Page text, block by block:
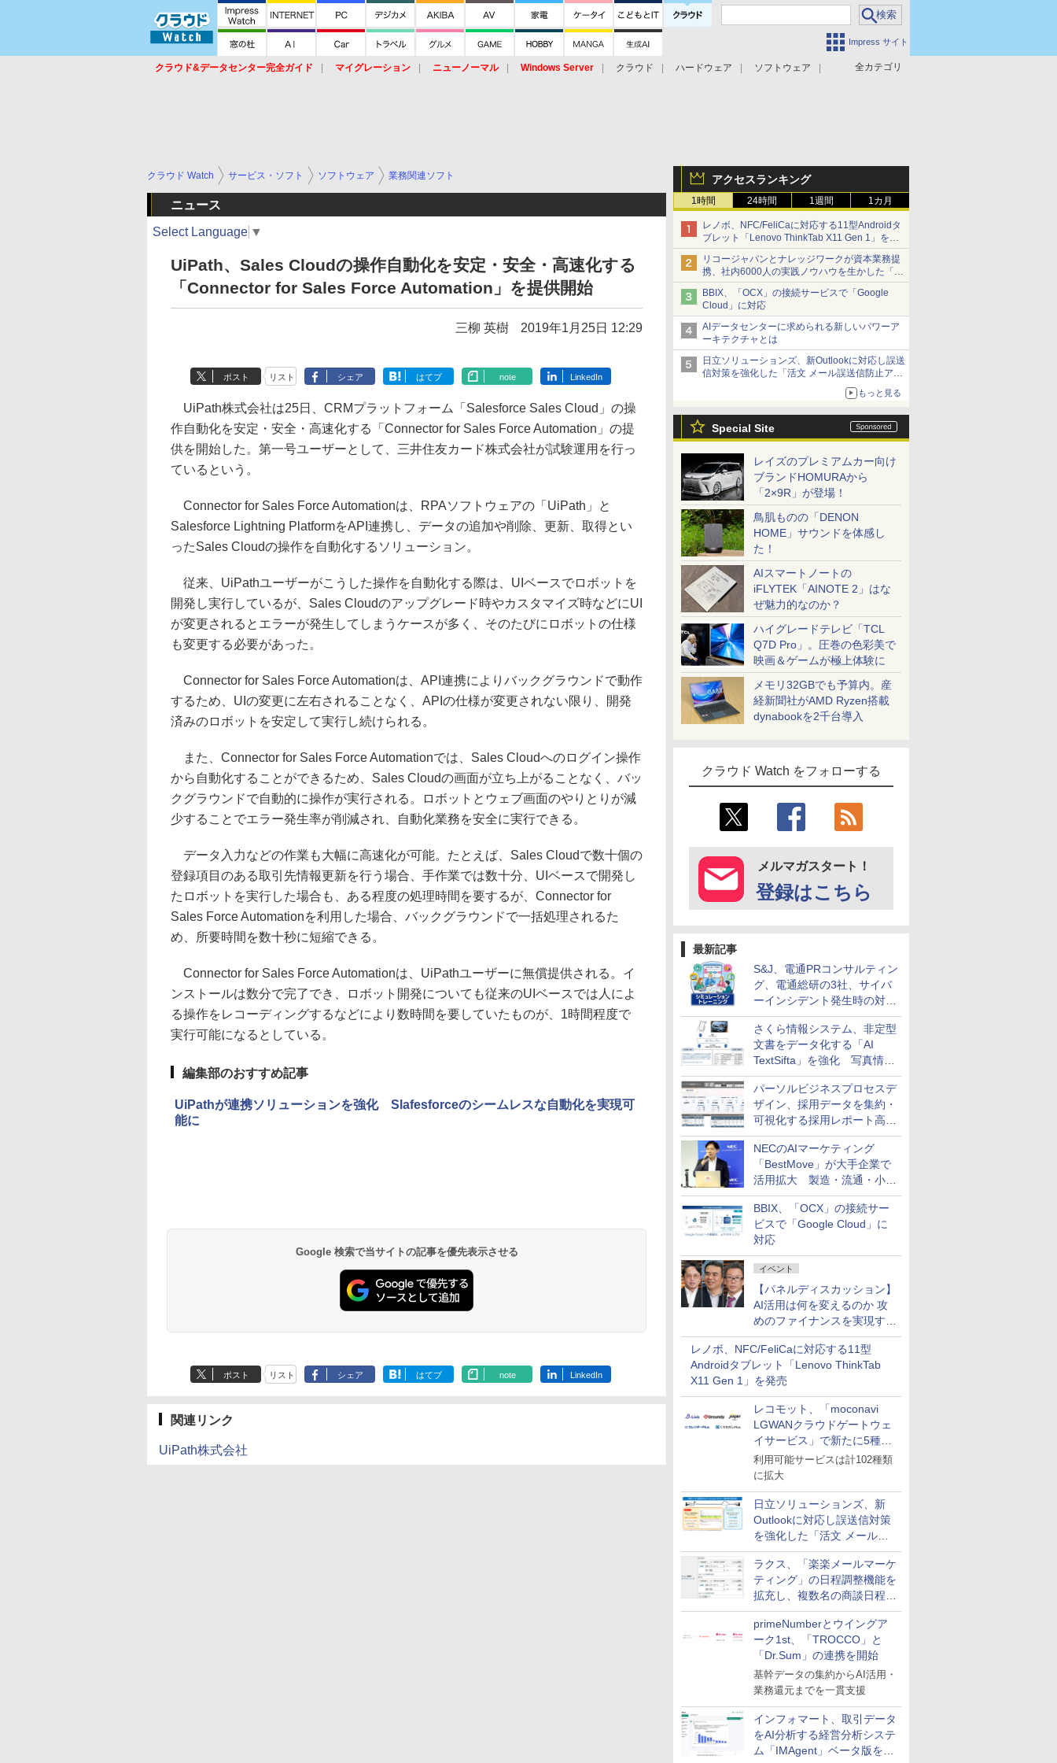
Impress サイト
全カテゴリ
クラウド&データセンター完全ガイド マイグレーション ニューノーマル Windows Server クラウド ハードウェア
ソフトウェア
アクセスランキング
1時間 24時間 1週間 1カ月
レノボ、NFC/FeliCaに対応する11型Androidタ
ブレット「Lenovo ThinkTab X11 Gen 1」を発
売
リコージャパンとナレッジワークが資本業務提
携、社内6000人の実践ノウハウを生かした「AI
商談記録 for RICOH」を展開へ
BBIX、「OCX」の接続サービスで「Google
Cloud」に対応
AIデータセンターに求められる新しいパワーア
ーキテクチャとは
日立ソリューションズ、新Outlookに対応し誤送
信対策を強化した「活文 メール誤送信防止アド
もっと見る
Special Site
レイズのプレミアムカー向け
ブランドHOMURAから
「2×9R」が登場！
鳥肌ものの「DENON
HOME」サウンドを体感し
た！
AIスマートノートの
iFLYTEK「AINOTE 2」はな
ぜ魅力的なのか？
ハイグレードテレビ「TCL
Q7D Pro」。圧巻の色彩美で
映画＆ゲームが極上体験に
メモリ32GBでも予算内。産
経新聞社がAMD Ryzen搭載
dynabookを2千台導入
クラウド Watch をフォローする
メルマガスタート！
登録はこちら
最新記事
S&J、電通PRコンサルティン
グ、電通総研の3社、サイバ
ーインシデント発生時の対応
と危機管理広報を一体的に訓
練するプログラムを提供
さくら情報システム、非定型
文書をデータ化する「AI
TextSifta」を強化 写真情報
のデータ化などに対応
パーソルビジネスプロセスデ
ザイン、採用データを集約・
可視化する採用レポート高速
化サービスを提供
NECのAIマーケティング
「BestMove」が大手企業で
活用拡大 製造・流通・小売
企業・広告代理店などが実装
フェーズへ
BBIX、「OCX」の接続サー
ビスで「Google Cloud」に
対応
イベント
【パネルディスカッション】
AI活用は何を変えるのか 攻
めのファイナンスを実現する
業務設計とマインドセット変
革
レノボ、NFC/FeliCaに対応する11型
Androidタブレット「Lenovo ThinkTab
X11 Gen 1」を発売
レコモット、「moconavi
LGWANクラウドゲートウェ
イサービス」で新たに5種類
のサービスと連携開始
利用可能サービスは計102種類
に拡大
日立ソリューションズ、新
Outlookに対応し誤送信対策
を強化した「活文 メール誤
送信防止アドインサービス」
を提供
ラクス、「楽楽メールマーケ
ティング」の日程調整機能を
拡充し、複数名の商談日程調
整を効率化
primeNumberとウイングア
ーク1st、「TROCCO」と
「Dr.Sum」の連携を開始
基幹データの集約からAI活用・
業務還元までを一貫支援
インフォマート、取引データ
をAI分析する経営分析システ
ム「IMAgent」ベータ版を提
クラウド Watch サービス・ソフト ソフトウェア 業務関連ソフト
ニュース
Select Language ▼
UiPath、Sales Cloudの操作自動化を安定・安全・高速化する
「Connector for Sales Force Automation」を提供開始
三柳 英樹 2019年1月25日 12:29
ポスト リスト シェア はてブ note LinkedIn
UiPath株式会社は25日、CRMプラットフォーム「Salesforce Sales Cloud」の操
作自動化を安定・安全・高速化する「Connector for Sales Force Automation」の提
供を開始した。第一号ユーザーとして、三井住友カード株式会社が試験運用を行っ
ているという。
Connector for Sales Force Automationは、RPAソフトウェアの「UiPath」と
Salesforce Lightning PlatformをAPI連携し、データの追加や削除、更新、取得とい
ったSales Cloudの操作を自動化するソリューション。
従来、UiPathユーザーがこうした操作を自動化する際は、UIベースでロボットを
開発し実行しているが、Sales Cloudのアップグレード時やカスタマイズ時などにUI
が変更されるとエラーが発生してしまうケースが多く、そのたびにロボットの仕様
も変更する必要があった。
Connector for Sales Force Automationは、API連携によりバックグラウンドで動作
するため、UIの変更に左右されることなく、APIの仕様が変更されない限り、開発
済みのロボットを安定して実行し続けられる。
また、Connector for Sales Force Automationでは、Sales Cloudへのログイン操作
から自動化することができるため、Sales Cloudの画面が立ち上がることなく、バッ
クグラウンドで自動的に操作が実行される。ロボットとウェブ画面のやりとりが減
少することでエラー発生率が削減され、自動化業務を安全に実行できる。
データ入力などの作業も大幅に高速化が可能。たとえば、Sales Cloudで数十個の
登録項目のある取引先情報更新を行う場合、手作業では数十分、UIベースで開発し
たロボットを実行した場合も、ある程度の処理時間を要するが、Connector for
Sales Force Automationを利用した場合、バックグラウンドで一括処理されるた
め、所要時間を数十秒に短縮できる。
Connector for Sales Force Automationは、UiPathユーザーに無償提供される。イ
ンストールは数分で完了でき、ロボット開発についても従来のUIベースでは人によ
る操作をレコーディングするなどにより数時間を要していたものが、1時間程度で
実行可能になるとしている。
編集部のおすすめ記事
UiPathが連携ソリューションを強化 Slafesforceのシームレスな自動化を実現可
能に
Google 検索で当サイトの記事を優先表示させる
ポスト リスト シェア はてブ note LinkedIn
関連リンク
UiPath株式会社